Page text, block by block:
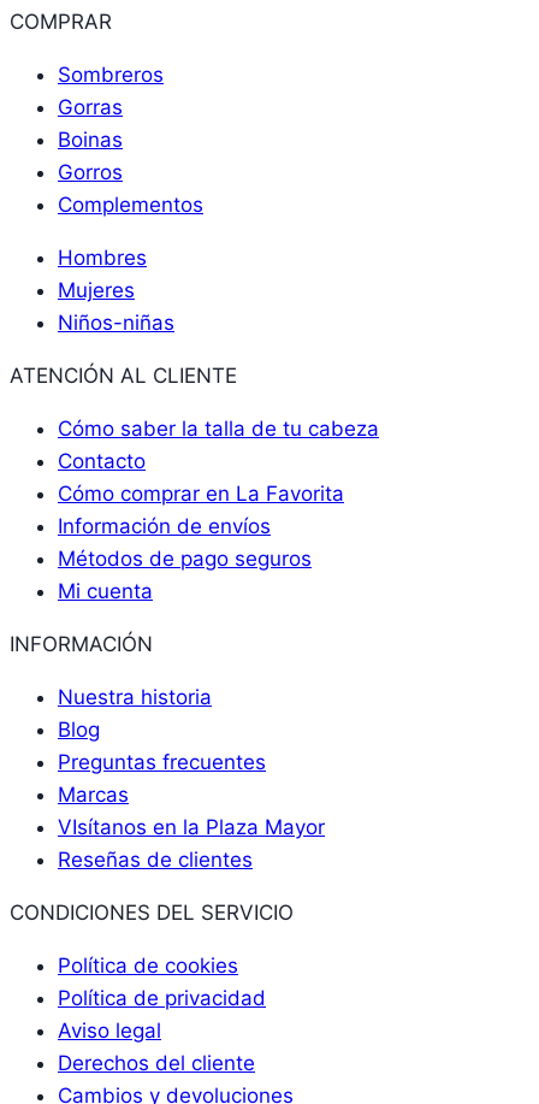
COMPRAR
Sombreros
Gorras
Boinas
Gorros
Complementos
Hombres
Mujeres
Niños-niñas
ATENCIÓN AL CLIENTE
Cómo saber la talla de tu cabeza
Contacto
Cómo comprar en La Favorita
Información de envíos
Métodos de pago seguros
Mi cuenta
INFORMACIÓN
Nuestra historia
Blog
Preguntas frecuentes
Marcas
VIsítanos en la Plaza Mayor
Reseñas de clientes
CONDICIONES DEL SERVICIO
Política de cookies
Política de privacidad
Aviso legal
Derechos del cliente
Cambios y devoluciones